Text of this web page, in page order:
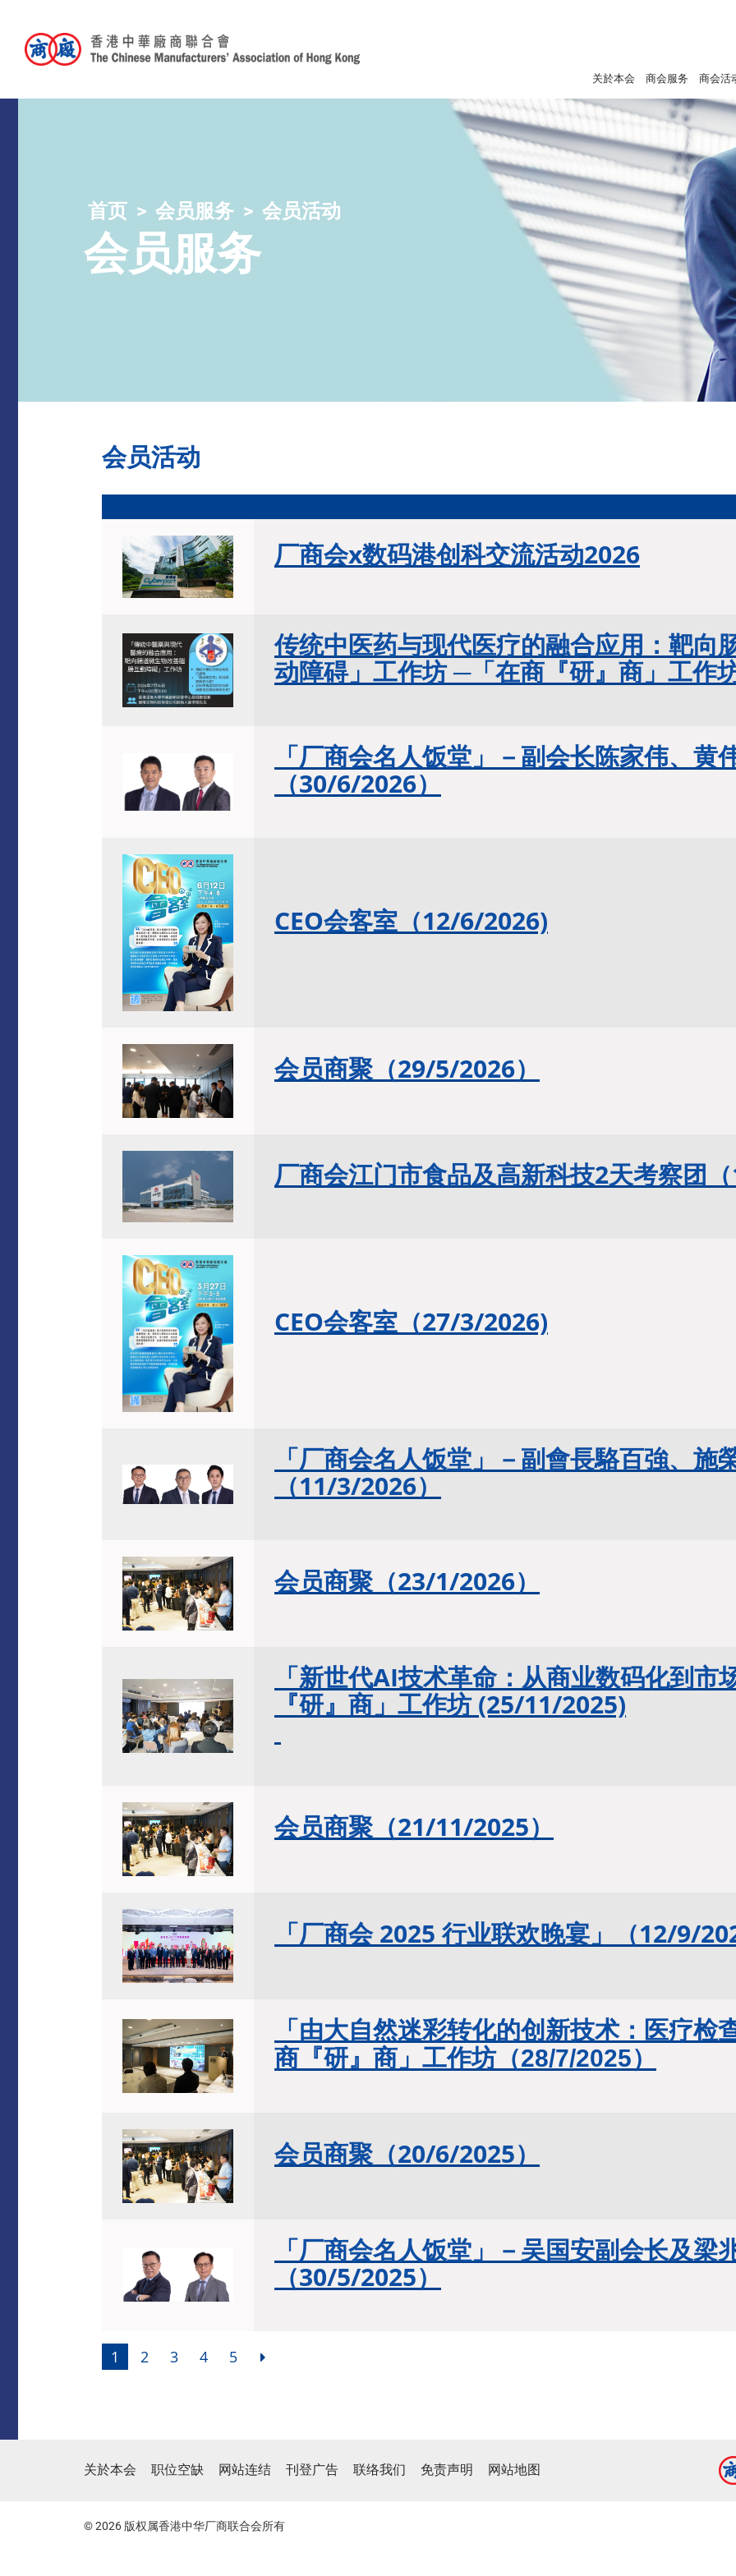
关於本会 商会服务 商会活
首页 会员服务 会员活动
会员服务
会员活动
厂商会x数码港创科交流活动2026
传统中医药与现代医疗的融合应用：靶向
动障碍」工作坊 ─「在商『研』商」工作
「厂商会名人饭堂」－副会长陈家伟、黄
（30/6/2026）
CEO会客室（12/6/2026)
会员商聚（29/5/2026）
厂商会江门市食品及高新科技2天考察团
CEO会客室（27/3/2026)
「厂商会名人饭堂」－副會長駱百強、施
（11/3/2026）
会员商聚（23/1/2026）
「新世代AI技术革命：从商业数码化到市
『研』商」工作坊 (25/11/2025)
会员商聚（21/11/2025）
「厂商会 2025 行业联欢晚宴 」（12/9/
「由大自然迷彩转化的创新技术：医疗检
商『研』商」工作坊（28/7/2025）
会员商聚（20/6/2025）
「厂商会名人饭堂」－吴国安副会长及梁
（30/5/2025）
1 2 3 4 5
关於本会 职位空缺 网站连结 刊登广告 联络我们 免责声明 网站地图
© 2026 版权属香港中华厂商联合会所有